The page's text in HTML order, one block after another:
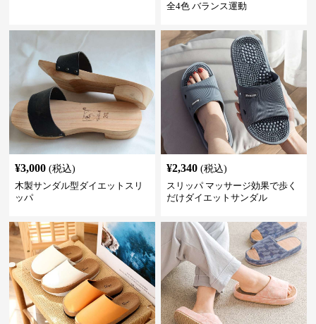
全4色 バランス運動
¥3,000 (税込)
木製サンダル型ダイエットスリ
ッパ
¥2,340 (税込)
スリッパ マッサージ効果で歩く
だけダイエットサンダル